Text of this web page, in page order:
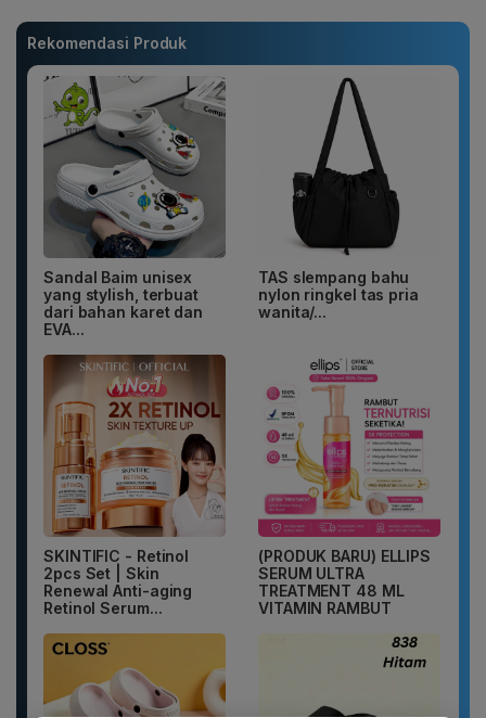
Rekomendasi Produk
Sandal Baim unisex
yang stylish, terbuat
dari bahan karet dan
EVA...
TAS slempang bahu
nylon ringkel tas pria
wanita/...
SKINTIFIC - Retinol
2pcs Set | Skin
Renewal Anti-aging
Retinol Serum...
(PRODUK BARU) ELLIPS
SERUM ULTRA
TREATMENT 48 ML
VITAMIN RAMBUT